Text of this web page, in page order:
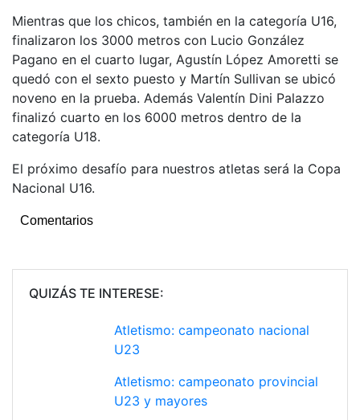
Mientras que los chicos, también en la categoría U16,
finalizaron los 3000 metros con Lucio González
Pagano en el cuarto lugar, Agustín López Amoretti se
quedó con el sexto puesto y Martín Sullivan se ubicó
noveno en la prueba. Además Valentín Dini Palazzo
finalizó cuarto en los 6000 metros dentro de la
categoría U18.
El próximo desafío para nuestros atletas será la Copa
Nacional U16.
Comentarios
QUIZÁS TE INTERESE:
Atletismo: campeonato nacional
U23
Atletismo: campeonato provincial
U23 y mayores